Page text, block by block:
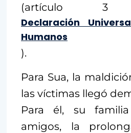
(artículo
Declaración
Humanos
).
Para Sua, la
las víctimas llegó
Para él, su
amigos, la